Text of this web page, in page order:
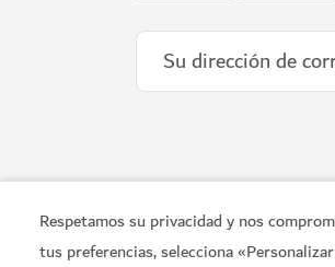
Respetamos su privacidad y nos
tus preferencias, selecciona